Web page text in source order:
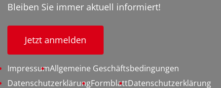
Bleiben Sie immer aktuell informiert!
Jetzt anmelden
ImpressumAllgemeine Geschäftsbedingungen
DatenschutzerklärungFormblattDatenschutzerklärung